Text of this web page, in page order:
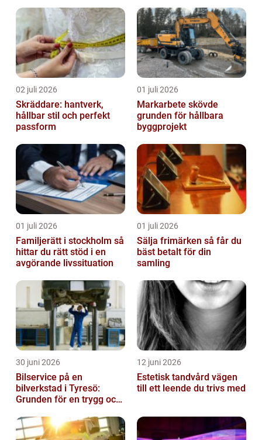
02 juli 2026
Skräddare: hantverk,
hållbar stil och perfekt
passform
01 juli 2026
Markarbete skövde
grunden för hållbara
byggprojekt
01 juli 2026
Familjerätt i stockholm så
hittar du rätt stöd i en
avgörande livssituation
01 juli 2026
Sälja frimärken så får du
bäst betalt för din
samling
30 juni 2026
Bilservice på en
bilverkstad i Tyresö:
Grunden för en trygg och
12 juni 2026
Estetisk tandvård vägen
till ett leende du trivs med